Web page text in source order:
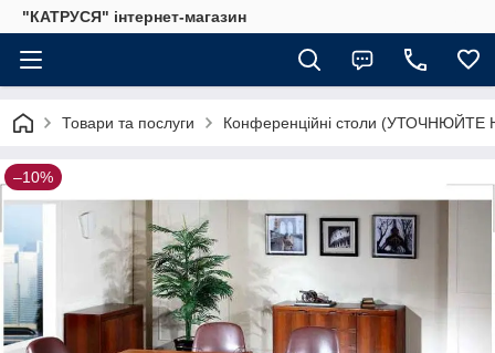
"КАТРУСЯ" інтернет-магазин
Товари та послуги Конференційні столи (УТОЧНЮЙТЕ
–10%